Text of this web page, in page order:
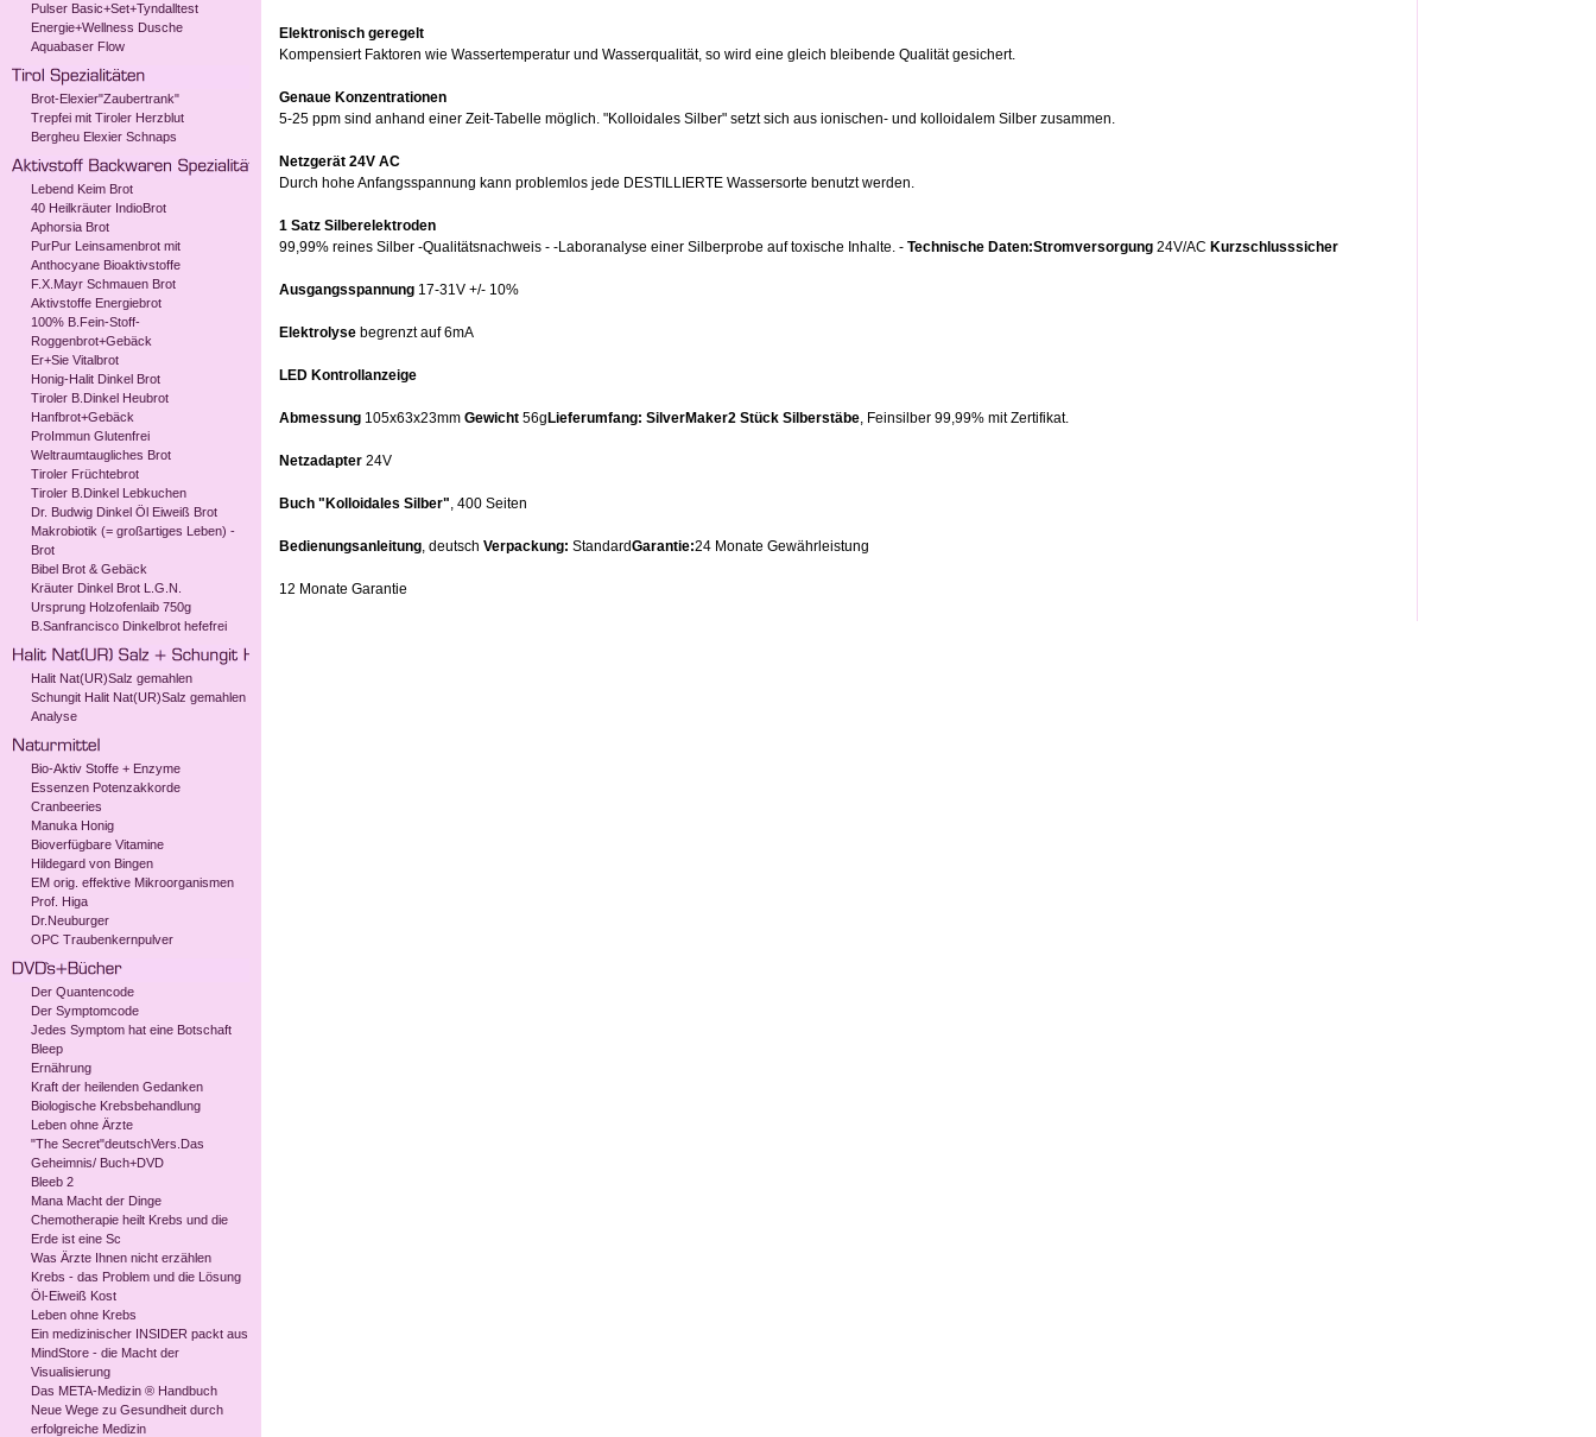
Pulser Basic+Set+Tyndalltest
Energie+Wellness Dusche
Aquabaser Flow
Brot-Elexier"Zaubertrank"
Trepfei mit Tiroler Herzblut
Bergheu Elexier Schnaps
Lebend Keim Brot
40 Heilkräuter IndioBrot
Aphorsia Brot
PurPur Leinsamenbrot mit
Anthocyane Bioaktivstoffe
F.X.Mayr Schmauen Brot
Aktivstoffe Energiebrot
100% B.Fein-Stoff-
Roggenbrot+Gebäck
Er+Sie Vitalbrot
Honig-Halit Dinkel Brot
Tiroler B.Dinkel Heubrot
Hanfbrot+Gebäck
ProImmun Glutenfrei
Weltraumtaugliches Brot
Tiroler Früchtebrot
Tiroler B.Dinkel Lebkuchen
Dr. Budwig Dinkel Öl Eiweiß Brot
Makrobiotik (= großartiges Leben) -
Brot
Bibel Brot & Gebäck
Kräuter Dinkel Brot L.G.N.
Ursprung Holzofenlaib 750g
B.Sanfrancisco Dinkelbrot hefefrei
Halit Nat(UR)Salz gemahlen
Schungit Halit Nat(UR)Salz gemahlen
Analyse
Bio-Aktiv Stoffe + Enzyme
Essenzen Potenzakkorde
Cranbeeries
Manuka Honig
Bioverfügbare Vitamine
Hildegard von Bingen
EM orig. effektive Mikroorganismen
Prof. Higa
Dr.Neuburger
OPC Traubenkernpulver
Der Quantencode
Der Symptomcode
Jedes Symptom hat eine Botschaft
Bleep
Ernährung
Kraft der heilenden Gedanken
Biologische Krebsbehandlung
Leben ohne Ärzte
"The Secret"deutschVers.Das
Geheimnis/ Buch+DVD
Bleeb 2
Mana Macht der Dinge
Chemotherapie heilt Krebs und die
Erde ist eine Sc
Was Ärzte Ihnen nicht erzählen
Krebs - das Problem und die Lösung
Öl-Eiweiß Kost
Leben ohne Krebs
Ein medizinischer INSIDER packt aus
MindStore - die Macht der
Visualisierung
Das META-Medizin ® Handbuch
Neue Wege zu Gesundheit durch
erfolgreiche Medizin
Elektronisch geregelt
Kompensiert Faktoren wie Wassertemperatur und Wasserqualität, so wird eine gleich bleibende Qualität gesichert.
Genaue Konzentrationen
5-25 ppm sind anhand einer Zeit-Tabelle möglich. "Kolloidales Silber" setzt sich aus ionischen- und kolloidalem Silber zusammen.
Netzgerät 24V AC
Durch hohe Anfangsspannung kann problemlos jede DESTILLIERTE Wassersorte benutzt werden.
1 Satz Silberelektroden
99,99% reines Silber -Qualitätsnachweis - -Laboranalyse einer Silberprobe auf toxische Inhalte. - Technische Daten:Stromversorgung 24V/AC Kurzschlusssicher
Ausgangsspannung 17-31V +/- 10%
Elektrolyse begrenzt auf 6mA
LED Kontrollanzeige
Abmessung 105x63x23mm Gewicht 56g Lieferumfang: SilverMaker2 Stück Silberstäbe, Feinsilber 99,99% mit Zertifikat.
Netzadapter 24V
Buch "Kolloidales Silber", 400 Seiten
Bedienungsanleitung, deutsch Verpackung: StandardGarantie:24 Monate Gewährleistung
12 Monate Garantie